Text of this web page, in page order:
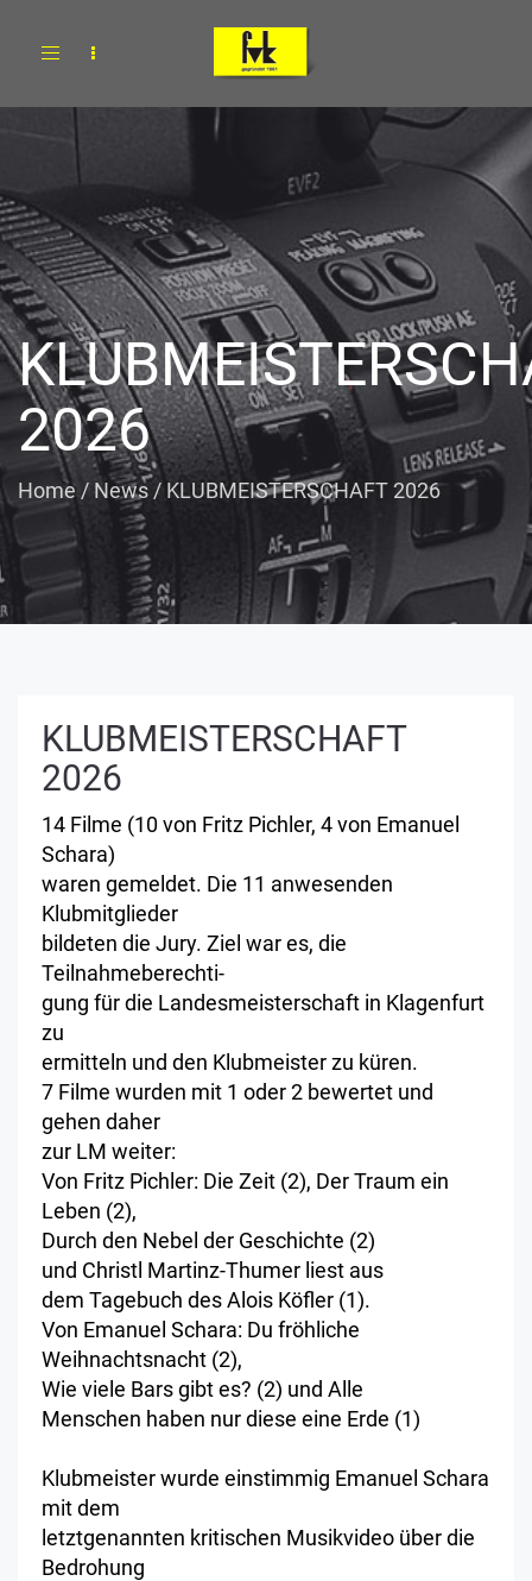
Toggle
2026
Home / News / KLUBMEISTERSCHAFT 2026
KLUBMEISTERSCHAFT
2026
14 Filme (10 von Fritz Pichler, 4 von Emanuel
Schara)
waren gemeldet. Die 11 anwesenden
Klubmitglieder
bildeten die Jury. Ziel war es, die
Teilnahmeberechti-
gung für die Landesmeisterschaft in Klagenfurt
zu
ermitteln und den Klubmeister zu küren.
7 Filme wurden mit 1 oder 2 bewertet und
gehen daher
zur LM weiter:
Von Fritz Pichler: Die Zeit (2), Der Traum ein
Leben (2),
Durch den Nebel der Geschichte (2)
und Christl Martinz-Thumer liest aus
dem Tagebuch des Alois Köfler (1).
Von Emanuel Schara: Du fröhliche
Weihnachtsnacht (2),
Wie viele Bars gibt es? (2) und Alle
Menschen haben nur diese eine Erde (1)
Klubmeister wurde einstimmig Emanuel Schara
mit dem
letztgenannten kritischen Musikvideo über die
Bedrohung